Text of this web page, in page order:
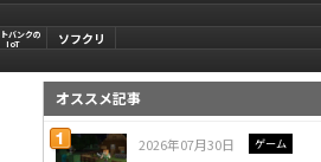
バンクの
IoT
ソフクリ
オススメ記事
2026年07月30日 ゲーム